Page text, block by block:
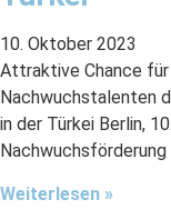
10. Oktober 2023
Attraktive Chance
Nachwuchstalenten
in der Türkei Berlin,
Nachwuchsförderung
Weiterlesen »